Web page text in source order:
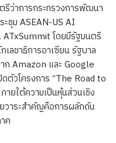
ว่าการกระทรวงการพัฒนา
ะชุม ASEAN-US AI
โดยมีรัฐมนตรี
ลขาธิการอาเซียน รัฐบาล
ก Amazon และ Google
ดตัวโครงการ “The Road to
ยใต้ความเป็นหุ้นส่วนเชิง
วาระสำคัญคือการผลักดัน
ค